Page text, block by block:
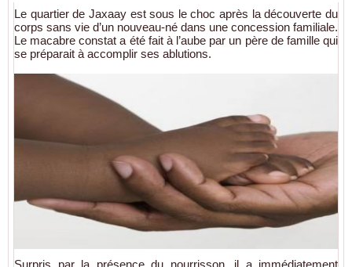
Le quartier de Jaxaay est sous le choc après la découverte du
corps sans vie d’un nouveau-né dans une concession familiale.
Le macabre constat a été fait à l’aube par un père de famille qui
se préparait à accomplir ses ablutions.